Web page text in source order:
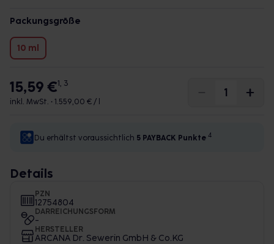
Packungsgröße
10 ml
15,59 €1, 3
inkl. MwSt. • 1.559,00 € / l
Du erhältst voraussichtlich 5 PAYBACK Punkte 4
Details
PZN
12754804
DARREICHUNGSFORM
-
HERSTELLER
ARCANA Dr. Sewerin GmbH & Co.KG